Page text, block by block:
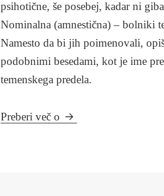
psihotične, še posebej, kadar ni
Nominalna (amnestična) – bolniki
Namesto da bi jih poimenovali,
podobnimi besedami, kot je ime
temenskega predela.
Preberi več o Nevrologija